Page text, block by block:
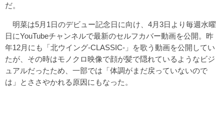
だ。
明菜は5月1日のデビュー記念日に向け、4月3日より毎週水曜
日にYouTubeチャンネルで最新のセルフカバー動画を公開。昨
年12月にも「北ウイング-CLASSIC-」を歌う動画を公開してい
たが、その時はモノクロ映像で顔が髪で隠れているようなビジ
ュアルだったため、一部では「体調がまだ戻っていないので
は」とささやかれる原因にもなった。